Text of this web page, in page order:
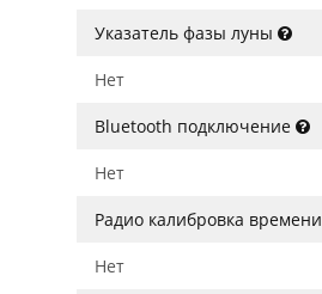
Указатель фазы луны
Нет
Bluetooth подключение
Нет
Радио калибровка времени
Нет